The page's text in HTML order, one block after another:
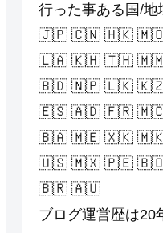
行った事ある国/地
🇯🇵 🇨🇳 🇭🇰
🇱🇦 🇰🇭 🇹🇭
🇧🇩 🇳🇵 🇱🇰
🇪🇸 🇦🇩 🇫🇷
🇧🇦 🇲🇪 🇽🇰
🇺🇸 🇲🇽 🇵🇪
🇧🇷 🇦🇺
ブログ運営歴は20